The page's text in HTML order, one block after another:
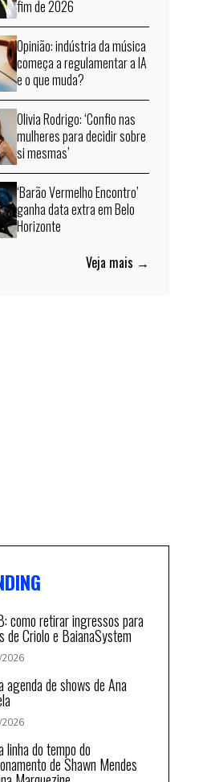
fim de 2026
Opinião: indústria da música
começa a regulamentar a IA
e o que muda?
Olivia Rodrigo: ‘Confio nas
mulheres para decidir sobre
si mesmas’
‘Barão Vermelho Encontro’
ganha data extra em Belo
Horizonte
Veja mais →
como retirar ingressos para
de Criolo e BaianaSystem
2026
agenda de shows de Ana
2026
linha do tempo do
de Shawn Mendes